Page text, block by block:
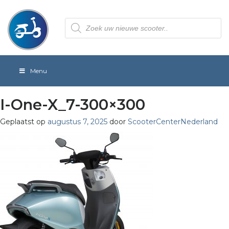
Producten
zoeken
Menu
I-One-X_7-300×300
Geplaatst op augustus 7, 2025 door ScooterCenterNederland